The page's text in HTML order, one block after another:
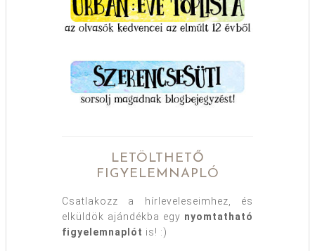
LETÖLTHETŐ
FIGYELEMNAPLÓ
Csatlakozz a hírleveleseimhez, és
elküldök ajándékba egy nyomtatható
figyelemnaplót is! :)